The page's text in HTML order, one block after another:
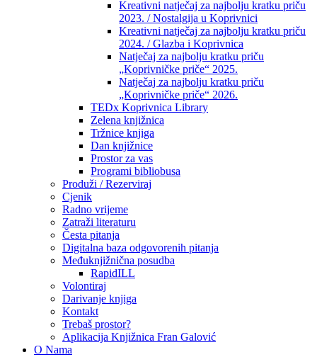
Kreativni natječaj za najbolju kratku priču
2023. / Nostalgija u Koprivnici
Kreativni natječaj za najbolju kratku priču
2024. / Glazba i Koprivnica
Natječaj za najbolju kratku priču
„Koprivničke priče“ 2025.
Natječaj za najbolju kratku priču
„Koprivničke priče“ 2026.
TEDx Koprivnica Library
Zelena knjižnica
Tržnice knjiga
Dan knjižnice
Prostor za vas
Programi bibliobusa
Produži / Rezerviraj
Cjenik
Radno vrijeme
Zatraži literaturu
Česta pitanja
Digitalna baza odgovorenih pitanja
Međuknjižnična posudba
RapidILL
Volontiraj
Darivanje knjiga
Kontakt
Trebaš prostor?
Aplikacija Knjižnica Fran Galović
O Nama